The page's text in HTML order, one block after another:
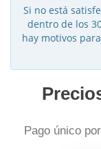
Si no está
dentro de los
hay motivos
Pago único